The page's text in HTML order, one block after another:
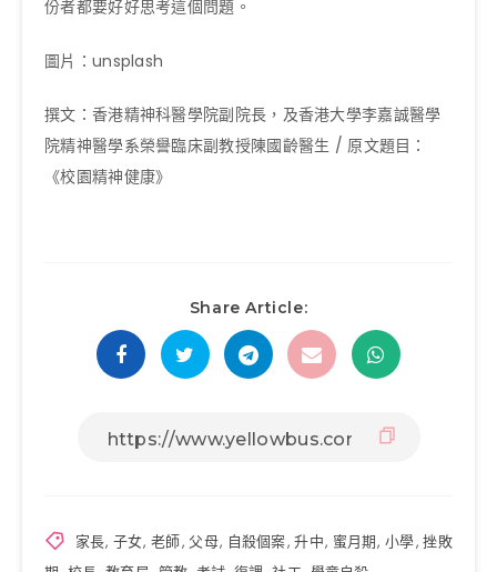
份者都要好好思考這個問題。
圖片：unsplash
撰文：香港精神科醫學院副院長，及香港大學李嘉誠醫學
院精神醫學系榮譽臨床副教授陳國齡醫生 / 原文題目：
《校園精神健康》
Share Article:
家長, 子女,老師, 父母, 自殺個案,升中, 蜜月期,小學,挫敗